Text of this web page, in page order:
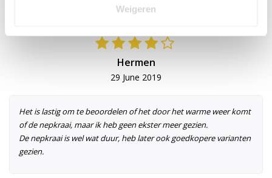
Weigeren
Hermen
29 June 2019
Het is lastig om te beoordelen of het door het warme weer komt
of de nepkraai, maar ik heb geen ekster meer gezien.
De nepkraai is wel wat duur, heb later ook goedkopere varianten
gezien.